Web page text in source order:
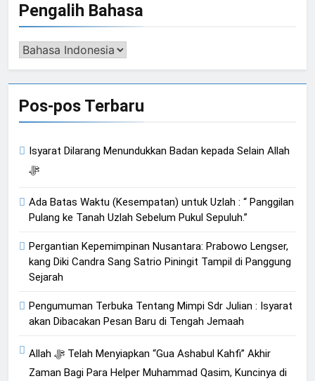
Pengalih Bahasa
Pengalih
Pos-pos Terbaru
Isyarat Dilarang Menundukkan Badan kepada Selain Allah
ﷻ
Ada Batas Waktu (Kesempatan) untuk Uzlah : “ Panggilan
Pulang ke Tanah Uzlah Sebelum Pukul Sepuluh.”
Pergantian Kepemimpinan Nusantara: Prabowo Lengser,
kang Diki Candra Sang Satrio Piningit Tampil di Panggung
Sejarah
Pengumuman Terbuka Tentang Mimpi Sdr Julian : Isyarat
akan Dibacakan Pesan Baru di Tengah Jemaah
Allah ﷻ Telah Menyiapkan “Gua Ashabul Kahfi” Akhir
Zaman Bagi Para Helper Muhammad Qasim, Kuncinya di